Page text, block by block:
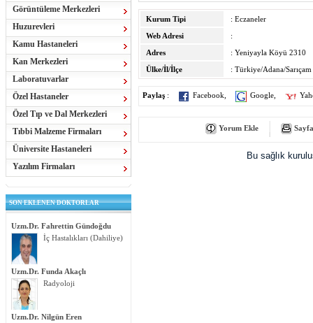
Görüntüleme Merkezleri
Huzurevleri
Kamu Hastaneleri
Kan Merkezleri
Laboratuvarlar
Özel Hastaneler
Özel Tıp ve Dal Merkezleri
Tıbbi Malzeme Firmaları
Üniversite Hastaneleri
Yazılım Firmaları
SON EKLENEN DOKTORLAR
Uzm.Dr. Fahrettin Gündoğdu
İç Hastalıkları (Dahiliye)
Uzm.Dr. Funda Akaçlı
Radyoloji
Uzm.Dr. Nilgün Eren
Kurum Tipi
: Eczaneler
Web Adresi
:
Adres
: Yeniyayla Köyü 2310
Ülke/İl/İlçe
: Türkiye/Adana/Sarıçam
Paylaş : Facebook Google
Yorum Ekle
Bu sağlık